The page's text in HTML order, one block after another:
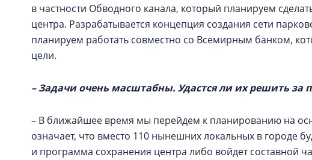
в частности Обводного канала, который планируем
центра. Разрабатывается концепция создания сети
планируем работать совместно со Всемирным банком,
цели.
– Задачи очень масштабны. Удастся ли их решить за
– В ближайшее время мы перейдем к планированию на
означает, что вместо 110 нынешних локальных в городе
и программа сохранения центра либо войдет составной